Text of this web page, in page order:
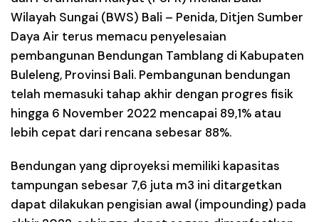
Wilayah Sungai (BWS) Bali – Penida, Ditjen Sumber
Daya Air terus memacu penyelesaian
pembangunan Bendungan Tamblang di Kabupaten
Buleleng, Provinsi Bali. Pembangunan bendungan
telah memasuki tahap akhir dengan progres fisik
hingga 6 November 2022 mencapai 89,1% atau
lebih cepat dari rencana sebesar 88%.
Bendungan yang diproyeksi memiliki kapasitas
tampungan sebesar 7,6 juta m3 ini ditargetkan
dapat dilakukan pengisian awal (impounding) pada